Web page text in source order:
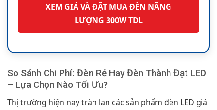
XEM GIÁ VÀ ĐẶT MUA ĐÈN NĂNG
LƯỢNG 300W TDL
So Sánh Chi Phí: Đèn Rẻ Hay Đèn Thành Đạt LED
– Lựa Chọn Nào Tối Ưu?
Thị trường hiện nay tràn lan các sản phẩm đèn LED giá